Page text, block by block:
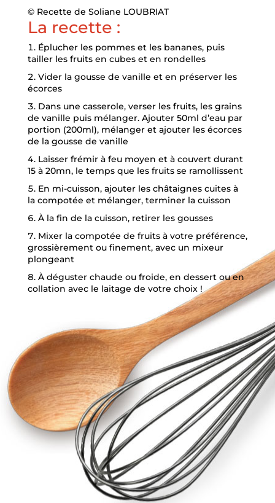
© Recette de Soliane LOUBRIAT
La recette :
Éplucher les pommes et les bananes, puis
tailler les fruits en cubes et en rondelles
Vider la gousse de vanille et en préserver les
écorces
Dans une casserole, verser les fruits, les grains
de vanille puis mélanger. Ajouter 50ml d’eau par
portion (200ml), mélanger et ajouter les écorces
de la gousse de vanille
Laisser frémir à feu moyen et à couvert durant
15 à 20mn, le temps que les fruits se ramollissent
En mi-cuisson, ajouter les châtaignes cuites à
la compotée et mélanger, terminer la cuisson
À la fin de la cuisson, retirer les gousses
Mixer la compotée de fruits à votre préférence,
grossièrement ou finement, avec un mixeur
plongeant
À déguster chaude ou froide, en dessert ou en
collation avec le laitage de votre choix !